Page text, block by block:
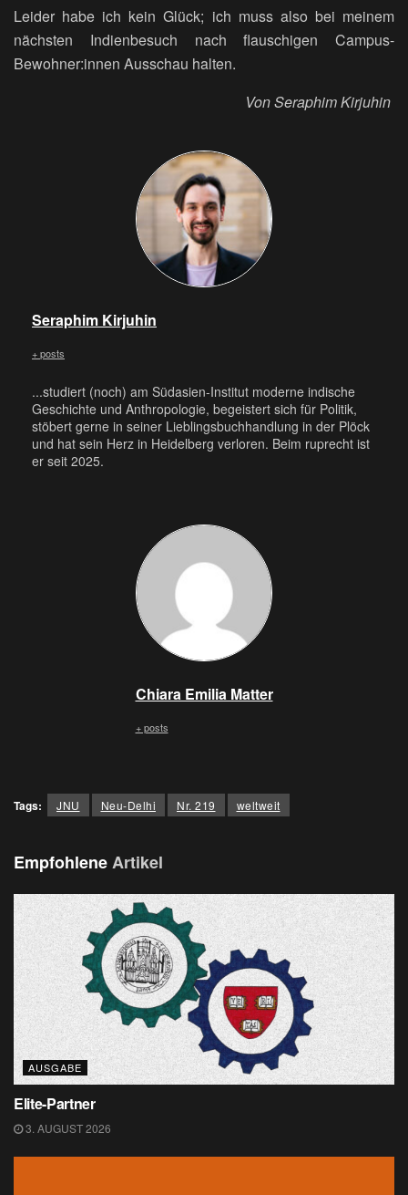
Leider habe ich kein Glück; ich muss also bei meinem
nächsten Indienbesuch nach flauschigen Campus-
Bewohner:innen Ausschau halten.
Von Seraphim Kirjuhin
Seraphim Kirjuhin
+ posts
...studiert (noch) am Südasien-Institut moderne indische
Geschichte und Anthropologie, begeistert sich für Politik,
stöbert gerne in seiner Lieblingsbuchhandlung in der Plöck
und hat sein Herz in Heidelberg verloren. Beim ruprecht ist
er seit 2025.
Chiara Emilia Matter
+ posts
Tags: JNU Neu-Delhi Nr. 219 weltweit
EmpfohleneArtikel
AUSGABE
Elite-Partner
3. AUGUST 2026